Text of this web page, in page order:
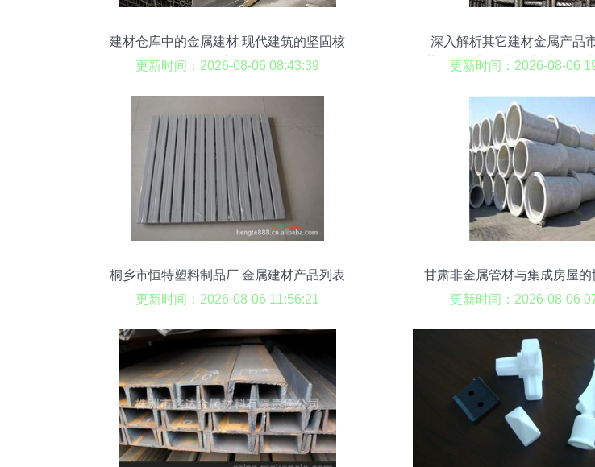
建材仓库中的金属建材 现代建筑的坚固核
心
更新时间：2026-08-06 08:43:39
深入解析其它建材金属产品
势、批发渠道与厂家选择，以
更新时间：2026-08-06
桐乡市恒特塑料制品厂 金属建材产品列表
更新时间：2026-08-06 11:56:21
甘肃非金属管材与集成房屋
域特色与产业前景
更新时间：2026-08-06